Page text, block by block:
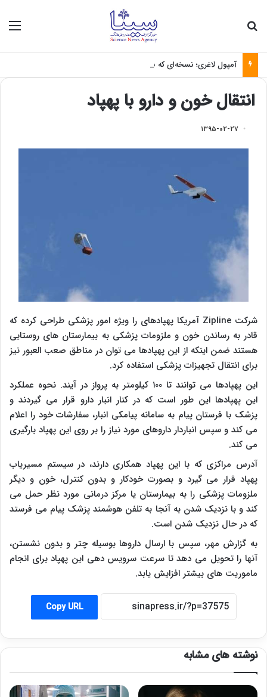
آمپول لاغری؛ نسخه‌ای که بدون تغذیه خطرناک می‌شود
انتقال خون و دارو با پهپاد
۱۳۹۵-۰۲-۲۷
شرکت Zipline آمریکا پهپادهای را ویژه امور پزشکی طراحی کرده که
قادر به رساندن خون و ملزومات پزشکی به بیمارستان های روستایی
هستند ضمن اینکه از این پهپادها می توان در مناطق صعب العبور نیز
برای انتقال تجهیزات پزشکی استفاده کرد.
این پهپادها می توانند تا ۱۰۰ کیلومتر به پرواز در آیند. نحوه عملکرد
این پهپادها این طور است که در کنار انبار دارو قرار می گیردند و
پزشک با فرستان پیام به سامانه پیامکی انبار، سفارشات خود را اعلام
می کند و سپس انباردار داروهای مورد نیاز را بر روی این پهپاد بارگیری
می کند.
آدرس مراکزی که با این پهپاد همکاری دارند، در سیستم مسیریاب
پهپاد قرار می گیرد و بصورت خودکار و بدون کنترل، خون و دیگر
ملزومات پزشکی را به بیمارستان یا مرکز درمانی مورد نظر حمل می
کند و با نزدیک شدن به آنجا به تلفن هوشمند پزشک پیام می فرستد
که در حال نزدیک شدن است.
به گزارش مهر، سپس با ارسال داروها بوسیله چتر و بدون نشستن،
آنها را تحویل می دهد تا سرعت سرویس دهی این پهپاد برای انجام
ماموریت های بیشتر افزایش یابد.
Copy URL
نوشته های مشابه